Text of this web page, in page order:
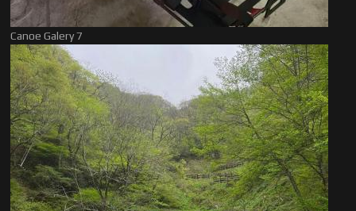
Canoe Galery 7